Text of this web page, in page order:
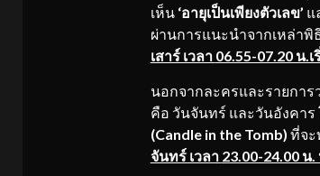
เห็น ‘อายุเป็นเพียงตัวเลข’ แ
ผ่านการแนะนำจากเหล่า
เสาร์ เวลา 06.55-07.20 น.
นอกจากละครและรายการ
คือ วันจันทร์ และวันอังคาร
(Candle in the Tomb) ที่จะ
จันทร์ เวลา 23.00-24.00 น.